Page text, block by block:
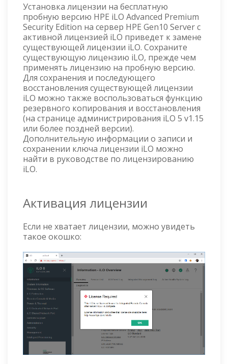
Установка лицензии на бесплатную
пробную версию HPE iLO Advanced Premium
Security Edition на сервер HPE Gen10 Server с
активной лицензией iLO приведет к замене
существующей лицензии iLO. Сохраните
существующую лицензию iLO, прежде чем
применять лицензию на пробную версию.
Для сохранения и последующего
восстановления существующей лицензии
iLO можно также воспользоваться функцию
резервного копирования и восстановления
(на странице администрирования iLO 5 v1.15
или более поздней версии).
Дополнительную информации о записи и
сохранении ключа лицензии iLO можно
найти в руководстве по лицензированию
iLO.
Активация лицензии
Если не хватает лицензии, можно увидеть
такое окошко: